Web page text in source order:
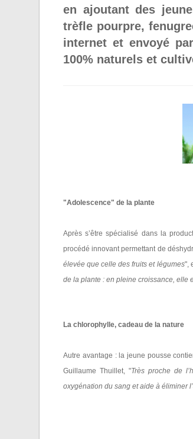
en ajoutant des
trèfle pourpre,
internet et envoyé
100% naturels et
"Adolescence" de la plante
Après s’être spécialisé dans la
procédé innovant permettant de
élevée que celle des fruits et légumes",
de la plante : en pleine croissance, elle
La chlorophylle, cadeau de la nature
Autre avantage : la jeune pousse
Guillaume Thuillet, "Très proche de
oxygénation du sang et aide à éliminer